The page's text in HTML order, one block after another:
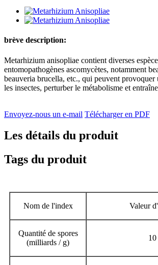
brève description:
Metarhizium anisopliae contient diverses
entomopathogènes ascomycètes, notamment
beauveria brucella, etc., qui peuvent
les insectes, perturber le métabolisme et
Envoyez-nous un e-mail Télécharger en PDF
Les détails du produit
Tags du produit
Nom de l'index Valeur
Quantité de spores
(milliards / g)
10